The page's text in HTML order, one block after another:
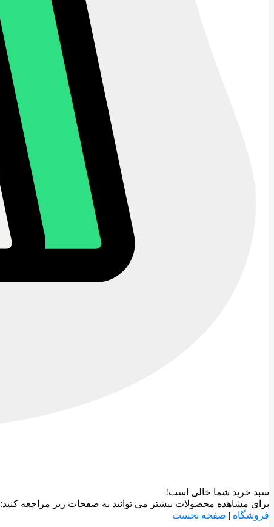
سبد خرید شما خالی است!
برای مشاهده محصولات بیشتر می توانید به صفحات زیر مراجعه کنید:
فروشگاه | صفحه نخست